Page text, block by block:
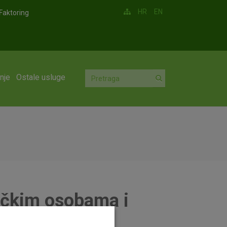
Faktoring HR EN
Ostale usluge
osobama i
OTP